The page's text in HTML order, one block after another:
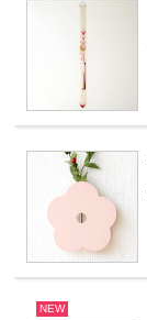
NEW